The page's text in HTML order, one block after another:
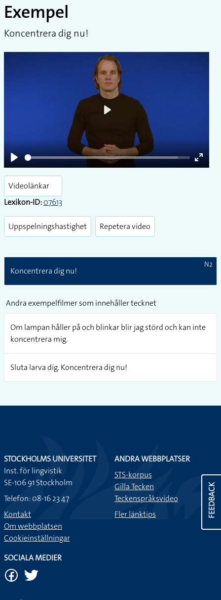
Exempel
Koncentrera dig nu!
Play
Enter
Videolänkar
Lexikon-ID:07613
Uppspelningshastighet Repetera video
Koncentrera dig nu!
N2
Andra exempelfilmer som innehåller tecknet
Om lampan håller på och blinkar blir jag störd och kan inte
koncentrera mig.
Sluta larva dig. Koncentrera dig nu!
FEEDBACK
STOCKHOLMS UNIVERSITET
Inst. för lingvistik
SE-106 91 Stockholm
Telefon: 08-16 23 47
Kontakt
Om webbplatsen
Cookieinställningar
ANDRA WEBBPLATSER
STS-korpus
Gilla Tecken
Teckenspråksvideo
Fler länktips
SOCIALA MEDIER